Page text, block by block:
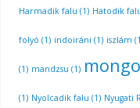
Harmadik falu (1) Hatodik
folyó (1) indoiráni (1) iszlám
(1) mandzsu (1)
(1) Nyolcadik falu (1) Nyugati